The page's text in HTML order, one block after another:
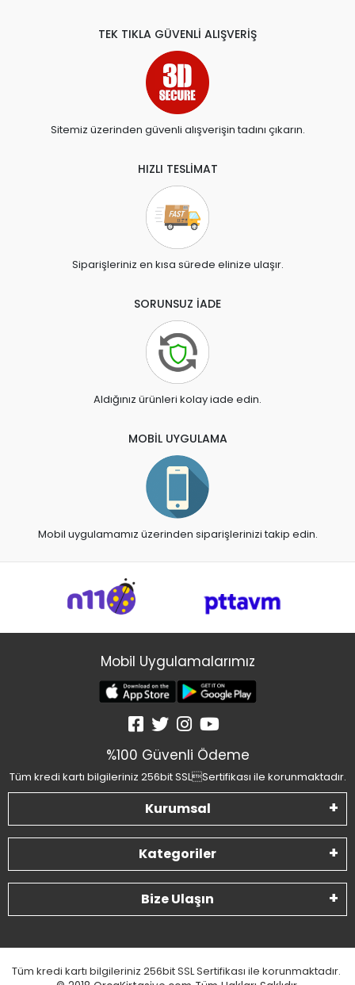
TEK TIKLA GÜVENLİ ALIŞVERİŞ
Sitemiz üzerinden güvenli alışverişin tadını çıkarın.
HIZLI TESLİMAT
Siparişleriniz en kısa sürede elinize ulaşır.
SORUNSUZ İADE
Aldığınız ürünleri kolay iade edin.
MOBİL UYGULAMA
Mobil uygulamamız üzerinden siparişlerinizi takip edin.
Mobil Uygulamalarımız
%100 Güvenli Ödeme
Tüm kredi kartı bilgileriniz 256bit SSLSertifikası ile korunmaktadır.
Kurumsal
Kategoriler
Bize Ulaşın
Tüm kredi kartı bilgileriniz 256bit SSL Sertifikası ile korunmaktadır.